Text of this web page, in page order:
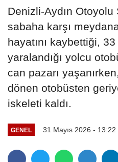
Denizli-Aydın
sabaha karşı
hayatını kaybettiği,
yaralandığı yolcu
can pazarı
dönen otobüsten
iskeleti kaldı.
GENEL 31 Mayıs 2026 - 13:22